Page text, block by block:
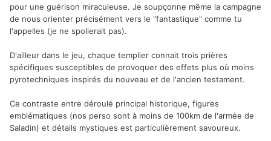
pour une guérison miraculeuse. Je soupçonne même la campagne
de nous orienter précisément vers le "fantastique" comme tu
l'appelles (je ne spolierait pas).
D'ailleur dans le jeu, chaque templier connait trois prières
spécifiques susceptibles de provoquer des effets plus où moins
pyrotechniques inspirés du nouveau et de l'ancien testament.
Ce contraste entre déroulé principal historique, figures
emblématiques (nos perso sont à moins de 100km de l'armée de
Saladin) et détails mystiques est particulièrement savoureux.